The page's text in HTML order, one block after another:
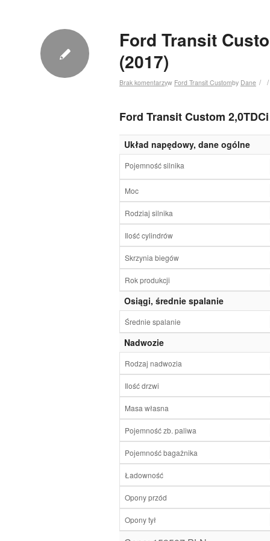
Ford Transit
(2017)
Brak komentarzy /
w Ford Transit Custom /
by Dane
Ford Transit Custom
Układ napędowy, dane ogólne
Pojemność silnika
Moc
Rodziaj silnika
Ilość cylindrów
Skrzynia biegów
Rok produkcji
Osiągi, średnie spalanie
Średnie spalanie
Nadwozie
Rodzaj nadwozia
Ilość drzwi
Masa własna
Pojemność zb. paliwa
Pojemność bagażnika
Ładowność
Opony przód
Opony tył